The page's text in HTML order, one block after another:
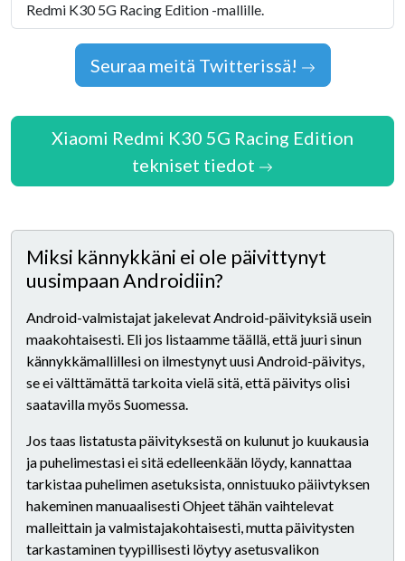
Redmi K30 5G Racing Edition -mallille.
Seuraa meitä Twitterissä!
Xiaomi Redmi K30 5G Racing Edition
tekniset tiedot
Miksi kännykkäni ei ole päivittynyt
uusimpaan Androidiin?
Android-valmistajat jakelevat Android-päivityksiä usein
maakohtaisesti. Eli jos listaamme täällä, että juuri sinun
kännykkämallillesi on ilmestynyt uusi Android-päivitys,
se ei välttämättä tarkoita vielä sitä, että päivitys olisi
saatavilla myös Suomessa.
Jos taas listatusta päivityksestä on kulunut jo kuukausia
ja puhelimestasi ei sitä edelleenkään löydy, kannattaa
tarkistaa puhelimen asetuksista, onnistuuko päiivtyksen
hakeminen manuaalisesti Ohjeet tähän vaihtelevat
malleittain ja valmistajakohtaisesti, mutta päivitysten
tarkastaminen tyypillisesti löytyy asetusvalikon